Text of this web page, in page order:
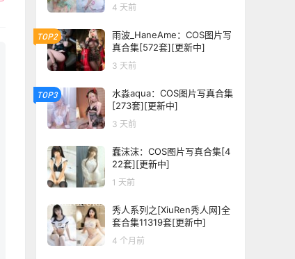
4 天前
TOP2
雨波_HaneAme：COS图片写
真合集[572套][更新中]
3 天前
TOP3
水淼aqua：COS图片写真合集
[273套][更新中]
3 天前
蠢沫沫：COS图片写真合集[4
22套][更新中]
1 天前
秀人系列之[XiuRen秀人网]全
套合集11319套[更新中]
4 个月前